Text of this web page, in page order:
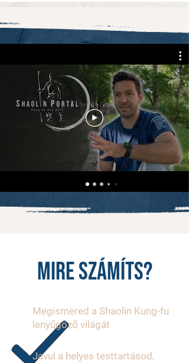
MIre számíts?
Megismered a Shaolin Kung-fu
lenyűgöző világát
Javul a helyes testtartásod,